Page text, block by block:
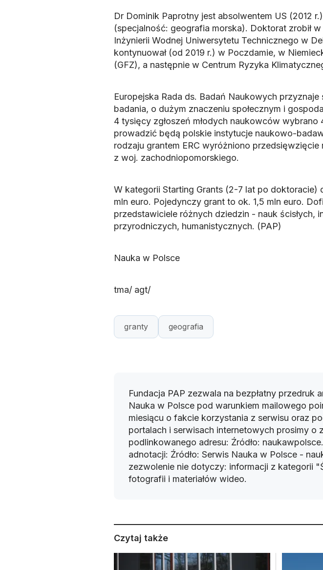
Dr Dominik Paprotny jest absolwentem US (2012
(specjalność: geografia morska). Doktorat zrobił
Inżynierii Wodnej Uniwersytetu Technicznego w
kontynuował (od 2019 r.) w Poczdamie, w
(GFZ), a następnie w Centrum Ryzyka
Europejska Rada ds. Badań Naukowych
badania, o dużym znaczeniu społecznym i
4 tysięcy zgłoszeń młodych naukowców
prowadzić będą polskie instytucje naukowo-
rodzaju grantem ERC wyróżniono
z woj. zachodniopomorskiego.
W kategorii Starting Grants (2-7 lat po doktoracie)
mln euro. Pojedynczy grant to ok. 1,5 mln euro.
przedstawiciele różnych dziedzin - nauk ścisłych,
przyrodniczych, humanistycznych. (PAP)
Nauka w Polsce
tma/ agt/
granty geografia
Fundacja PAP zezwala na bezpłatny przedruk
Nauka w Polsce pod warunkiem mailowego
miesiącu o fakcie korzystania z serwisu oraz
portalach i serwisach internetowych prosimy o
podlinkowanego adresu: Źródło:
adnotacji: Źródło: Serwis Nauka w Polsce -
zezwolenie nie dotyczy: informacji z kategorii
fotografii i materiałów wideo.
Czytaj także